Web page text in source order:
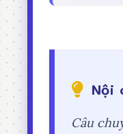
Nội
Câu